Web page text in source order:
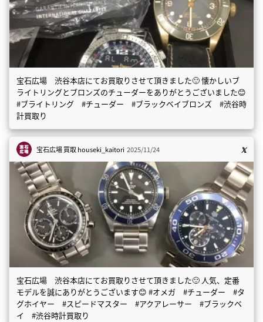
宝石広場 渋谷本店にてお買取りさせて頂きました🙂 懐かしいブ
ライトリングとブロンズのチューダーをありがとうございました😊
#ブライトリング #チューダー #ブラックベイブロンズ #渋谷時
計買取り
宝石広場 買取houseki_kaitori 2025/11/24
宝石広場 渋谷本店にてお買取りさせて頂きました🙂 人気、定番
モデルを誠にありがとうございます😊 #オメガ #チューダー #タ
グホイヤー #スピードマスター #アクアレーサー #ブラックベ
イ #渋谷時計買取り